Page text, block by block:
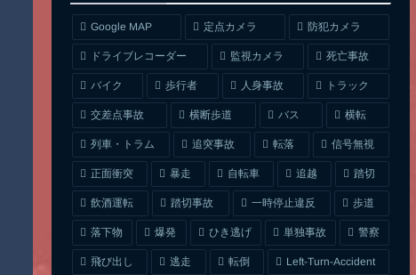
Google MAP 定点カメラ 防犯カメラ
ドライブレコーダー 監視カメラ 死亡事故
バイク 歩行者 人身事故 トラック
交差点事故 横断歩道 バス 横転
列車・トラム 追突事故 転落 信号無視
正面衝突 暴走 自転車 追越 踏切
飲酒運転 踏切事故 一時停止違反 歩道
落下物 爆発 ひき逃げ 単独事故 警察
飛び出し 逃走 転倒 Left-Turn-Accident